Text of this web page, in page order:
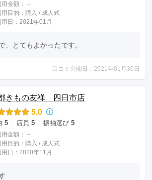
金額： --
目的： 購入 / 成人式
用日：2021年01月
、とてもよかったです。
口コミ公開日：2021年01月30日
きもの友禅 四日市店
5.0
5 店員 5 振袖選び 5
金額： --
目的： 購入 / 成人式
用日：2020年11月